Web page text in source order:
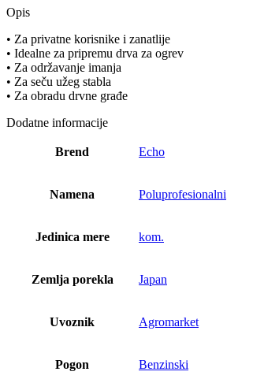
Opis
• Za privatne korisnike i zanatlije
• Idealne za pripremu drva za ogrev
• Za održavanje imanja
• Za seču užeg stabla
• Za obradu drvne građe
Dodatne informacije
Brend Echo
Namena Poluprofesionalni
Jedinica mere kom.
Zemlja porekla Japan
Uvoznik Agromarket
Pogon Benzinski